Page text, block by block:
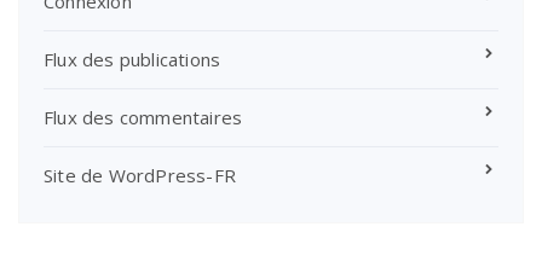
Flux des publications
Flux des commentaires
Site de WordPress-FR